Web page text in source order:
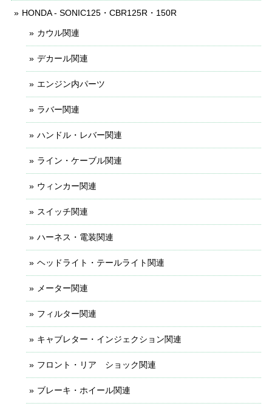
HONDA - SONIC125・CBR125R・150R
カウル関連
デカール関連
エンジン内パーツ
ラバー関連
ハンドル・レバー関連
ライン・ケーブル関連
ウィンカー関連
スイッチ関連
ハーネス・電装関連
ヘッドライト・テールライト関連
メーター関連
フィルター関連
キャブレター・インジェクション関連
フロント・リア ショック関連
ブレーキ・ホイール関連